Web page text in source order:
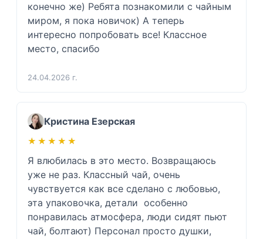
конечно же) Ребята познакомили с чайным
миром, я пока новичок) А теперь
интересно попробовать все! Классное
место, спасибо
24.04.2026 г.
Кристина Езерская
★★★★★
★★★★★
Я влюбилась в это место. Возвращаюсь
уже не раз. Классный чай, очень
чувствуется как все сделано с любовью,
эта упаковочка, детали  особенно
понравилась атмосфера, люди сидят пьют
чай, болтают) Персонал просто душки,